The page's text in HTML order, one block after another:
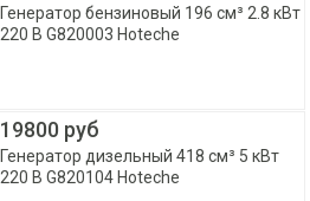
Генератор бензиновый 196 см³ 2.8 кВт
220 В G820003 Hoteche
19800 руб
Генератор дизельный 418 см³ 5 кВт
220 В G820104 Hoteche